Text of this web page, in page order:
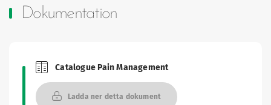
Dokumentation
Brochures and Catalogues
Catalogue Pain Management
Ladda ner detta dokument